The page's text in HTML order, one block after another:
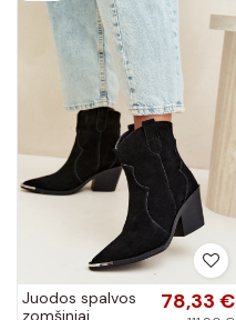
Juodos spalvos
78,33 €